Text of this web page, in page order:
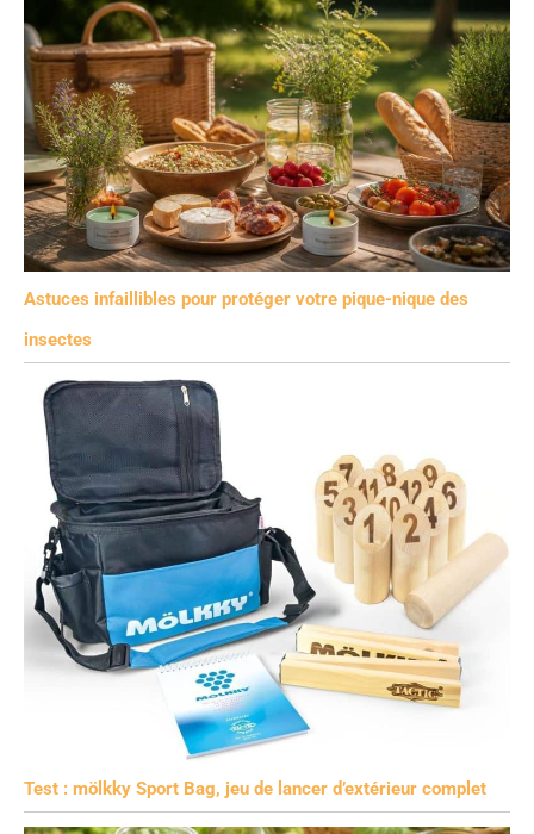
Astuces infaillibles pour protéger votre pique-nique des
insectes
Test : mölkky Sport Bag, jeu de lancer d’extérieur complet